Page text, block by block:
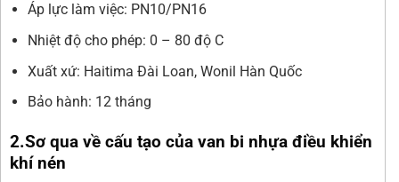
Áp lực làm việc: PN10/PN16
Nhiệt độ cho phép: 0 – 80 độ C
Xuất xứ: Haitima Đài Loan, Wonil Hàn Quốc
Bảo hành: 12 tháng
2.Sơ qua về cấu tạo của van bi nhựa điều khiển
khí nén